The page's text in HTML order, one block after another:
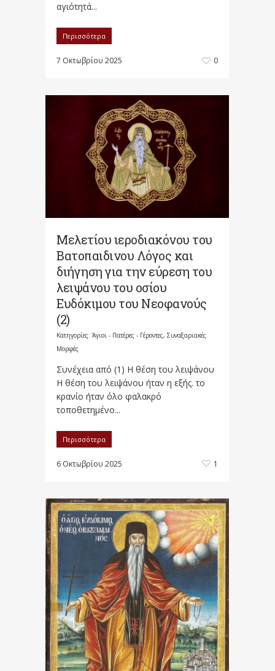
αγιότητά...
Περισσότερα
7 Οκτωβρίου 2025 0
Μελετίου ιεροδιακόνου του
Βατοπαιδινου Λόγος και
διήγηση για την εύρεση του
λειψάνου του οσίου
Ευδόκιμου του Νεοφανούς
(2)
Κατηγορίες: Άγιοι - Πατέρες - Γέροντες, Συναξαριακές
Μορφές
Συνέχεια από (1) Η θέση του λειψάνου
Η θέση του λειψάνου ήταν η εξής. το
κρανίο ήταν όλο φα­λα­κρό
τοποθετημένο...
Περισσότερα
6 Οκτωβρίου 2025 1